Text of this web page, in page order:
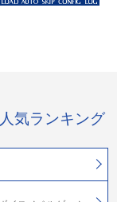
気ランキング